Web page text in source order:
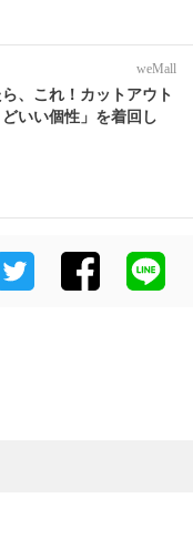
weMall
、これ！カットアウト
いい個性」を着回し